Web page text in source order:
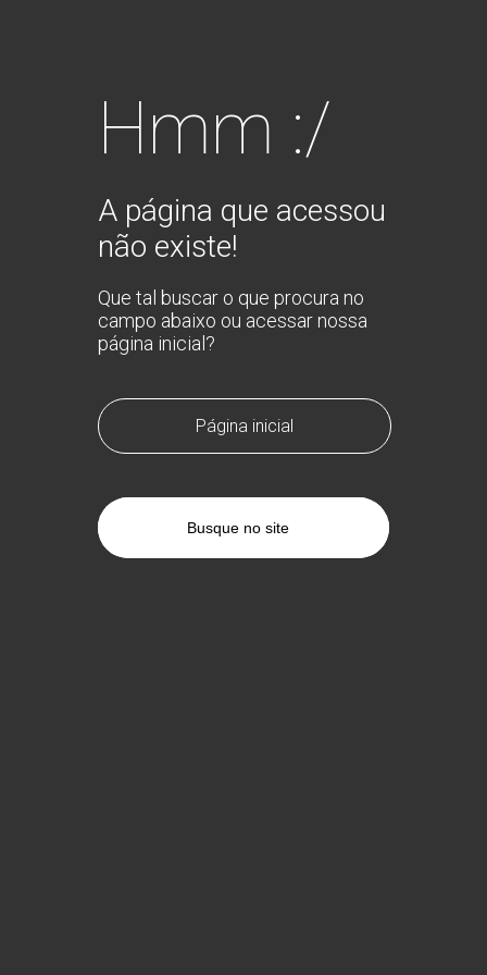
Hmm :/
A página que acessou
não existe!
Que tal buscar o que procura no
campo abaixo ou acessar nossa
página inicial?
Página inicial